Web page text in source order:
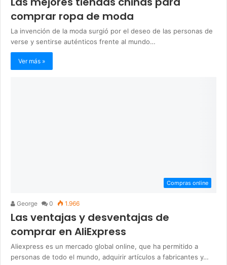
comprar ropa de moda
La invención de la moda surgió por el deseo de las personas de
verse y sentirse auténticos frente al mundo…
Ver más »
Compras online
George 0 1.966
Las ventajas y desventajas de
comprar en AliExpress
Aliexpress es un mercado global online, que ha permitido a
personas de todo el mundo, adquirir artículos a fabricantes y…